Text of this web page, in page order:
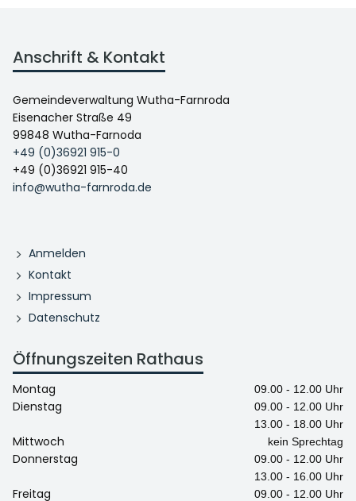
Anschrift & Kontakt
Gemeindeverwaltung Wutha-Farnroda
Eisenacher Straße 49
99848 Wutha-Farnoda
+49 (0)36921 915-0
+49 (0)36921 915-40
info@wutha-farnroda.de
Anmelden
Kontakt
Impressum
Datenschutz
Öffnungszeiten Rathaus
Montag 09.00 - 12.00 Uhr
Dienstag
09.00 - 12.00 Uhr
13.00 - 18.00 Uhr
Mittwoch kein Sprechtag
Donnerstag
09.00 - 12.00 Uhr
13.00 - 16.00 Uhr
Freitag 09.00 - 12.00 Uhr